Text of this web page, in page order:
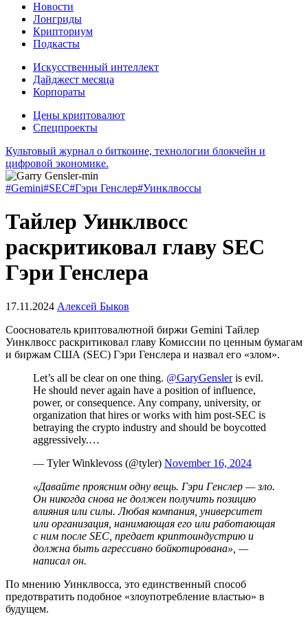
Новости
Лонгриды
Крипториум
Подкасты
Искусственный интеллект
Дайджест месяца
Корпораты
Цены криптовалют
Спецпроекты
Культовый журнал о биткоине, технологии блокчейн и
цифровой экономике.
#Gemini#SEC#Гэри Генслер#Уинклвоссы
Тайлер Уинклвосс
раскритиковал главу SEC
Гэри Генслера
17.11.2024 Алексей Быков
Сооснователь криптовалютной биржи Gemini Тайлер
Уинклвосс раскритиковал главу Комиссии по ценным бумагам
и биржам США (SEC) Гэри Генслера и назвал его «злом».
Let’s all be clear on one thing. @GaryGensleris evil.
He should never again have a position of influence,
power, or consequence. Any company, university, or
organization that hires or works with him post-SEC is
betraying the crypto industry and should be boycotted
aggressively.…
— Tyler Winklevoss (@tyler) November 16, 2024
«Давайте проясним одну вещь. Гэри Генслер — зло.
Он никогда снова не должен получить позицию
влияния или силы. Любая компания, университет
или организация, нанимающая его или работающая
с ним после SEC, предает криптоиндустрию и
должна быть агрессивно бойкотирована», —
написал он.
По мнению Уинклвосса, это единственный способ
предотвратить подобное «злоупотребление властью» в
будущем.